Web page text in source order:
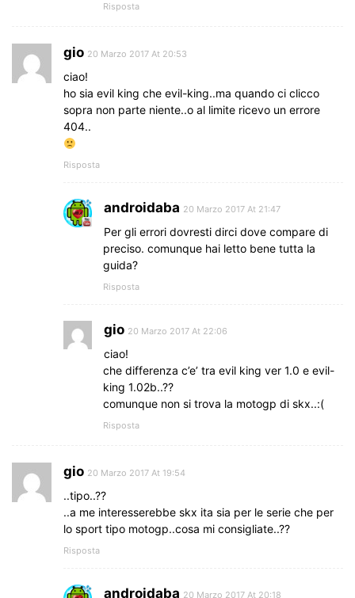
Risposta
gio 20 Marzo 2017 At 20:53
ciao!
ho sia evil king che evil-king..ma quando ci clicco
sopra non parte niente..o al limite ricevo un errore
404..
Risposta
androidaba 20 Marzo 2017 At 21:47
Per gli errori dovresti dirci dove compare di
preciso. comunque hai letto bene tutta la
guida?
Risposta
gio 20 Marzo 2017 At 22:06
ciao!
che differenza c’e’ tra evil king ver 1.0 e evil-
king 1.02b..??
comunque non si trova la motogp di skx..:(
Risposta
gio 20 Marzo 2017 At 19:54
..tipo..??
..a me interesserebbe skx ita sia per le serie che per
lo sport tipo motogp..cosa mi consigliate..??
Risposta
androidaba 20 Marzo 2017 At 20:18